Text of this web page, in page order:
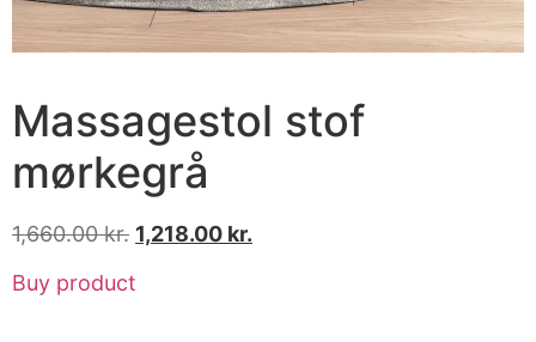
Massagestol stof
mørkegrå
1,660.00kr. 1,218.00 kr.
Buy product